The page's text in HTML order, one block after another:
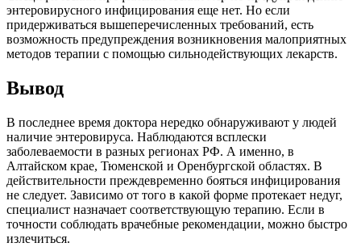
энтеровирусного инфицирования еще нет. Но если
придерживаться вышеперечисленных требований, есть
возможность предупреждения возникновения малоприятных
методов терапии с помощью сильнодействующих лекарств.
Вывод
В последнее время доктора нередко обнаруживают у людей
наличие энтеровируса. Наблюдаются всплески
заболеваемости в разных регионах РФ. А именно, в
Алтайском крае, Тюменской и Оренбургской областях. В
действительности преждевременно бояться инфицирования
не следует. Зависимо от того в какой форме протекает недуг,
специалист назначает соответствующую терапию. Если в
точности соблюдать врачебные рекомендации, можно быстро
излечиться.